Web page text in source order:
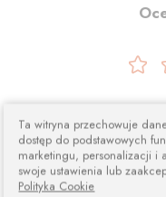
Ta witryna przechowuje
dostęp do podstawowych
marketingu, personalizacji i
swoje ustawienia lub
Polityka Cookie